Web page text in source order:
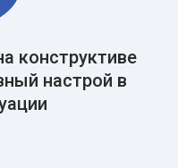
конструктиве
настрой в